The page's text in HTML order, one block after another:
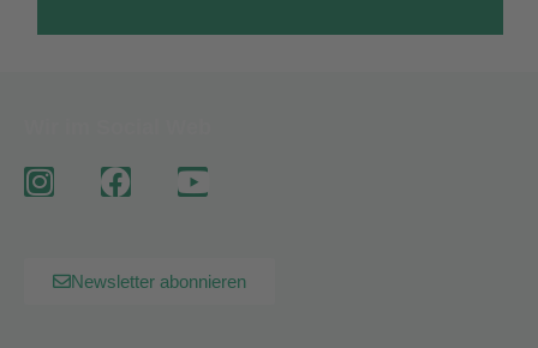
Newsletter abonnieren